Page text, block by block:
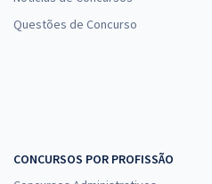
Questões de Concurso
CONCURSOS POR PROFISSÃO